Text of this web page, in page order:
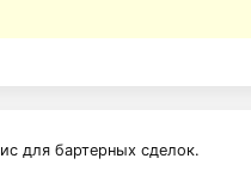
для бартерных сделок.